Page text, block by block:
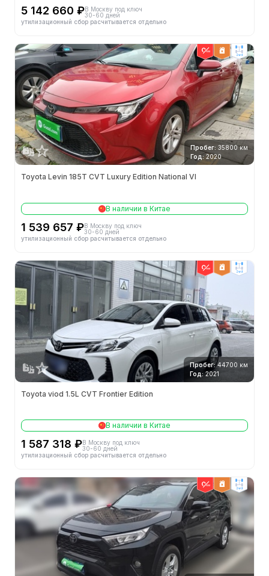
5 142 660 ₽В Москву под ключ
30-60 дней
утилизационный сбор расчитывается отдельно
2wd
Пробег: 35800 км
Год: 2020
Toyota Levin 185T CVT Luxury Edition National VI
В наличии в Китае
1 539 657 ₽В Москву под ключ
30-60 дней
утилизационный сбор расчитывается отдельно
2wd
Пробег: 44700 км
Год: 2021
Toyota viod 1.5L CVT Frontier Edition
В наличии в Китае
1 587 318 ₽В Москву под ключ
30-60 дней
утилизационный сбор расчитывается отдельно
2wd